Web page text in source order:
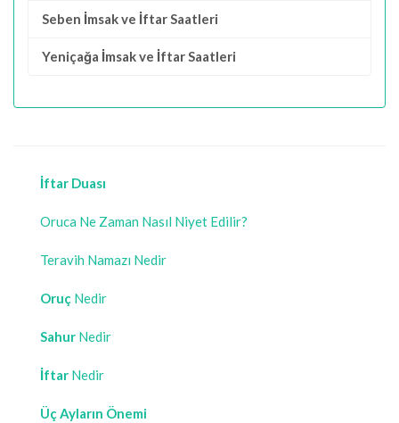
Seben İmsak ve İftar Saatleri
Yeniçağa İmsak ve İftar Saatleri
İftar Duası
Oruca Ne Zaman Nasıl Niyet Edilir?
Teravih Namazı Nedir
Oruç Nedir
Sahur Nedir
İftar Nedir
Üç Ayların Önemi